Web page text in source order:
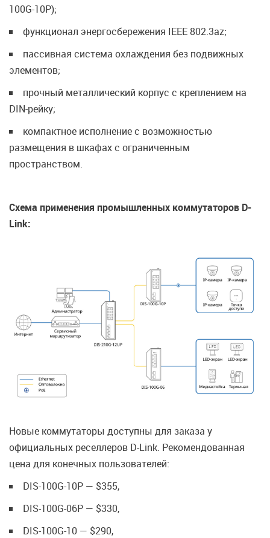
100G-10P);
функционал энергосбережения IEEE 802.3az;
пассивная система охлаждения без подвижных
элементов;
прочный металлический корпус с креплением на
DIN-рейку;
компактное исполнение с возможностью
размещения в шкафах с ограниченным
пространством.
Схема применения промышленных коммутаторов D-
Link:
Новые коммутаторы доступны для заказа у
официальных реселлеров D-Link. Рекомендованная
цена для конечных пользователей:
DIS-100G-10P — $355,
DIS-100G-06P — $330,
DIS-100G-10 — $290,